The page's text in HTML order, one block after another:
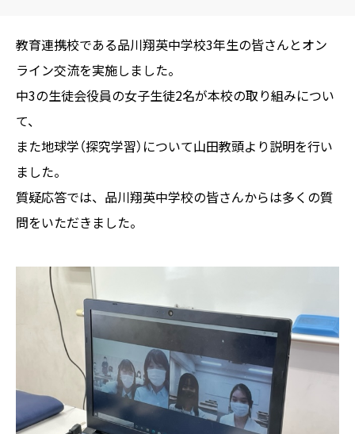
教育連携校である品川翔英中学校3年生の皆さんとオン
ライン交流を実施しました。
中3の生徒会役員の女子生徒2名が本校の取り組みについ
て、
また地球学（探究学習）について山田教頭より説明を行い
ました。
質疑応答では、品川翔英中学校の皆さんからは多くの質
問をいただきました。